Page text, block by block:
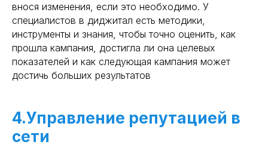
внося изменения, если это необходимо. У
специалистов в диджитал есть методики,
инструменты и знания, чтобы точно оценить, как
прошла кампания, достигла ли она целевых
показателей и как следующая кампания может
достичь больших результатов
4.Управление репутацией в
сети